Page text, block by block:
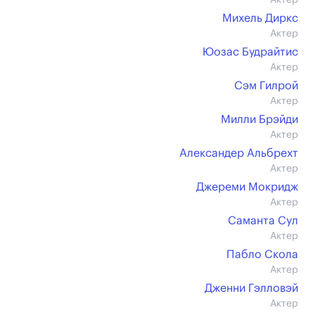
Михель Диркс
Актер
Юозас Будрайтис
Актер
Сэм Гилрой
Актер
Милли Брэйди
Актер
Александер Альбрехт
Актер
Джереми Мокридж
Актер
Саманта Сул
Актер
Пабло Скола
Актер
Дженни Гэлловэй
Актер